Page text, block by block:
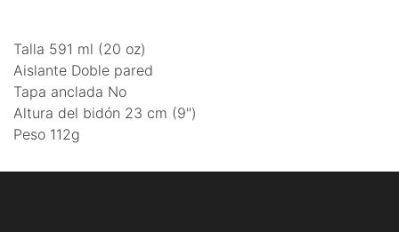
Talla 591 ml (20 oz)
Aislante Doble pared
Tapa anclada No
Altura del bidón 23 cm (9")
Peso 112g